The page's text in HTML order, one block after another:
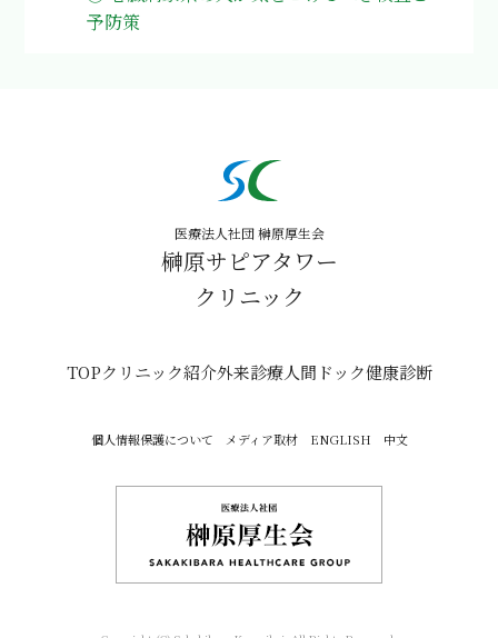
予防策
医療法人社団 榊原厚生会
榊原サピアタワー
クリニック
TOPクリニック紹介外来診療人間ドック健康診断
個人情報保護について メディア取材 ENGLISH 中文